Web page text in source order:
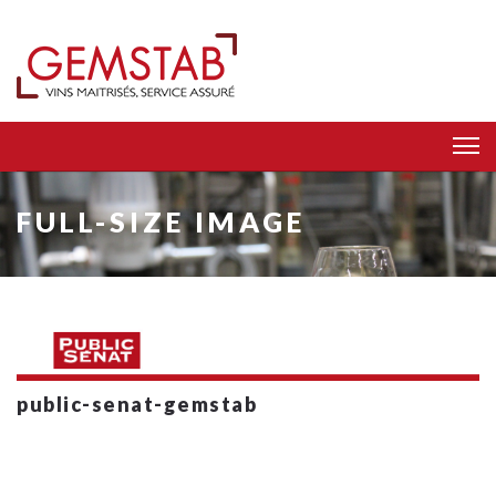
FULL-SIZE IMAGE
public-senat-gemstab